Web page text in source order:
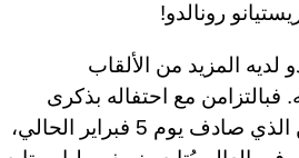
رونالدو!
لديه المزيد من الألقاب
فبالتزامن مع احتفاله بذكرى
الذي صادف يوم 5 فبراير الحالي،